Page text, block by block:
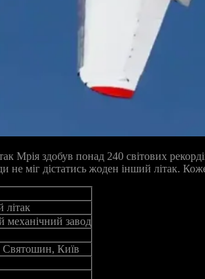
Мрія здобув понад 240 світових
не міг дістатись жоден інший літак.
завод
Святошин, Київ